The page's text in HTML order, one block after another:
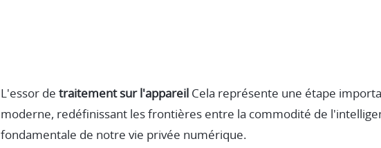
L'essor de traitement sur l'appareil Cela représente une étape
moderne, redéfinissant les frontières entre la commodité de
fondamentale de notre vie privée numérique.